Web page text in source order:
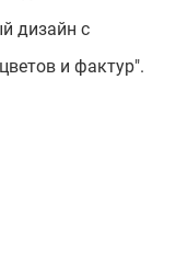
дизайн с
и фактур".